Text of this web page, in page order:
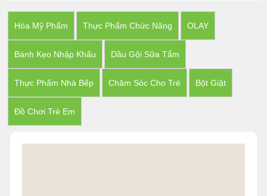
Hóa Mỹ Phẩm Thực Phẩm Chức Năng OLAY
Bánh Kẹo Nhập Khẩu Dầu Gội Sữa Tắm
Thực Phẩm Nhà Bếp Chăm Sóc Cho Trẻ Bột Giặt
Đồ Chơi Trẻ Em